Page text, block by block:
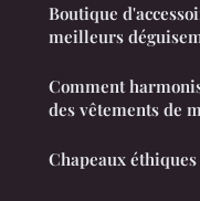
Boutique
meilleurs
Comment
des vêtements de
Chapeaux